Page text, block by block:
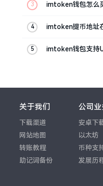
imtoken钱包怎么
imtoken提币地址
imtoken钱包支持
关于我们
下载渠道
网站地图
转账教程
助记词备份
公司
安卓下
以太坊
币种支
发展历